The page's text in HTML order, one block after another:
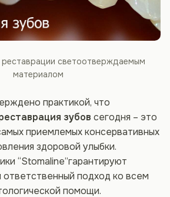
светоотверждаемым
материалом
практикой, что
зубов сегодня – это
приемлемых консервативных
здоровой улыбки.
“Stomaline”гарантируют
ответственный подход ко всем
помощи.